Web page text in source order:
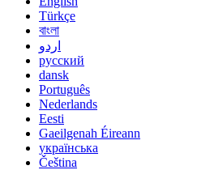
Türkçe
বাংলা
اردو
русский
dansk
Português
Nederlands
Eesti
Gaeilgenah Éireann
українська
Čeština